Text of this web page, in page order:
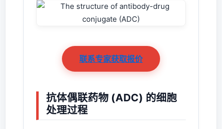
联系专家获取报价
抗体偶联药物 (ADC) 的细胞
处理过程